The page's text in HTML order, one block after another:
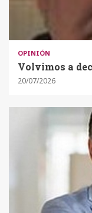
OPINIÓN
Volvimos a
20/07/2026